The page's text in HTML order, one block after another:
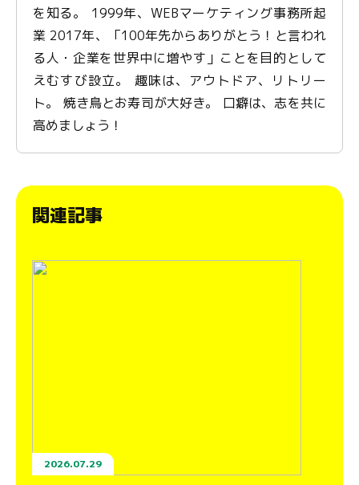
を知る。 1999年、WEBマーケティング事務所起
業 2017年、「100年先からありがとう！と言われ
る人・企業を世界中に増やす」ことを目的として
えむすび設立。 趣味は、アウトドア、リトリー
ト。 焼き鳥とお寿司が大好き。 口癖は、志を共に
高めましょう！
関連記事
2026.07.29